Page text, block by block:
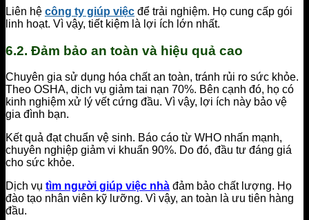
Liên hệ công ty giúp việc để trải nghiệm. Họ cung cấp gói
linh hoạt. Vì vậy, tiết kiệm là lợi ích lớn nhất.
6.2. Đảm bảo an toàn và hiệu quả cao
Chuyên gia sử dụng hóa chất an toàn, tránh rủi ro sức khỏe.
Theo OSHA, dịch vụ giảm tai nạn 70%. Bên cạnh đó, họ có
kinh nghiệm xử lý vết cứng đầu. Vì vậy, lợi ích này bảo vệ
gia đình bạn.
Kết quả đạt chuẩn vệ sinh. Báo cáo từ WHO nhấn mạnh,
chuyên nghiệp giảm vi khuẩn 90%. Do đó, đầu tư đáng giá
cho sức khỏe.
Dịch vụ tìm người giúp việc nhà đảm bảo chất lượng. Họ
đào tạo nhân viên kỹ lưỡng. Vì vậy, an toàn là ưu tiên hàng
đầu.